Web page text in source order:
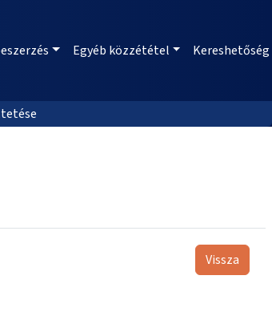
Egyéb közzététel Kereshetőség
Vissza